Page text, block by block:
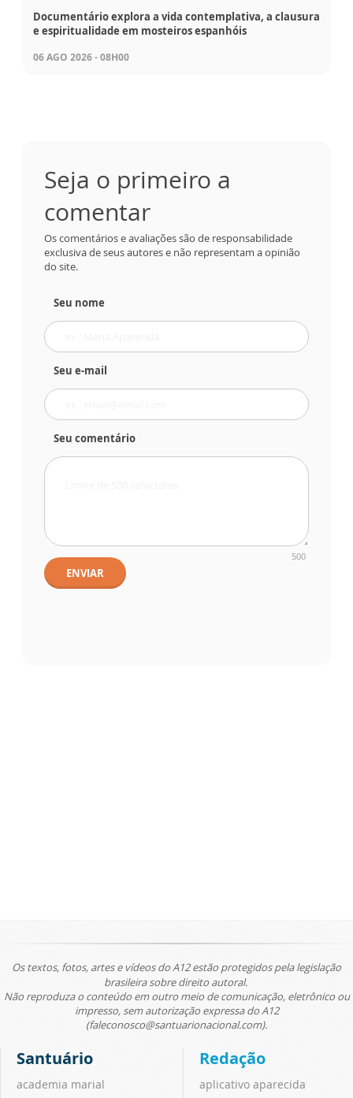
Documentário explora a vida contemplativa, a clausura
e espiritualidade em mosteiros espanhóis
06 AGO 2026 - 08H00
Seja o primeiro a
comentar
Os comentários e avaliações são de responsabilidade
exclusiva de seus autores e não representam a opinião
do site.
Seu nome
Seu e-mail
Seu comentário
500
ENVIAR
Os textos, fotos, artes e vídeos do A12 estão protegidos pela legislação
brasileira sobre direito autoral.
Não reproduza o conteúdo em outro meio de comunicação, eletrônico ou
impresso, sem autorização expressa do A12
(faleconosco@santuarionacional.com).
Santuário
academia marial
Redação
aplicativo aparecida